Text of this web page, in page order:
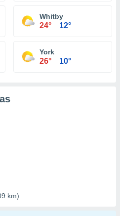
Whitby
24° 12°
York
26° 10°
km)